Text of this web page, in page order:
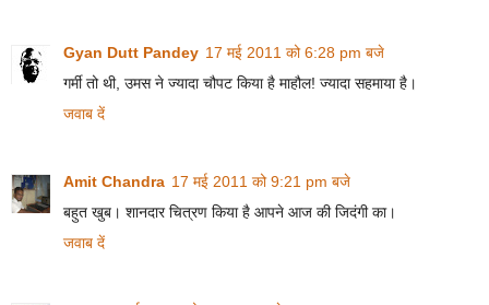
Gyan Dutt Pandey 17 मई 2011 को 6:28 pm बजे
गर्मी तो थी, उमस ने ज्यादा चौपट किया है माहौल! ज्यादा सहमाया है।
जवाब दें
Amit Chandra 17 मई 2011 को 9:21 pm बजे
बहुत खुब। शानदार चित्रण किया है आपने आज की जिदंगी का।
जवाब दें